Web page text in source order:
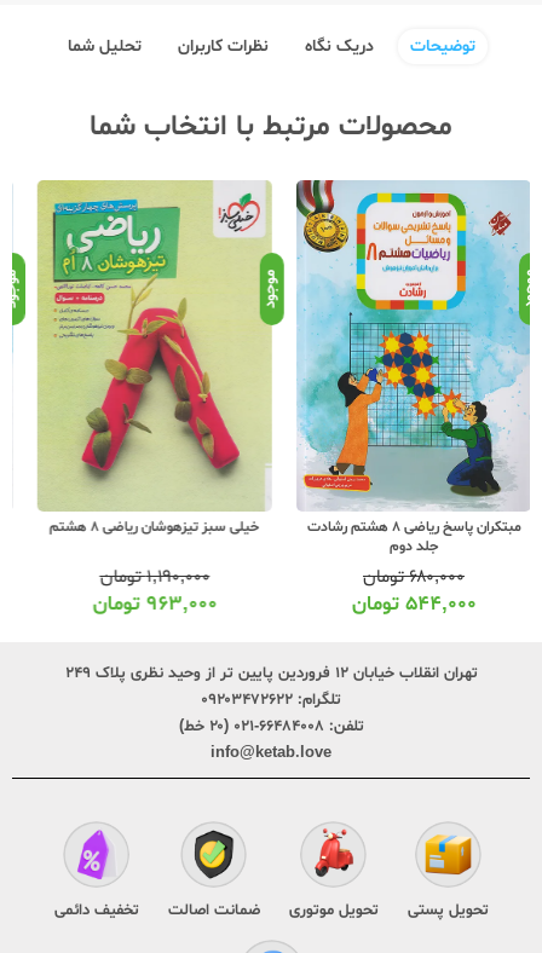
توضیحات دریک نگاه نظرات کاربران تحلیل شما
محصولات مرتبط با انتخاب شما
موجود
خیلی سبز تیزهوشان ریاضی 8 هشتم
۱,۱۹۰,۰۰۰تومان
۹۶۳,۰۰۰تومان
موجود
مبتکران ریاضی 8 هشتم رشادت
۷۶۰,۰۰۰تومان
۶۰۸,۰۰۰تومان
تهران انقلاب خیابان ۱۲ فروردین پایین تر از وحید نظری پلاک ۲۴۹
تلگرام: ۰۹۲۰۳۴۷۲۶۲۲
تلفن: ۶۶۴۸۴۰۰۸-۰۲۱ (۲۰ خط)
info@ketab.love
تحویل پستی تحویل موتوری ضمانت اصالت تخفیف دائمی